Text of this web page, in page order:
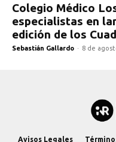
Colegio Médico
especialistas en
edición de los
Sebastián Gallardo - 8 de
Avisos Legales